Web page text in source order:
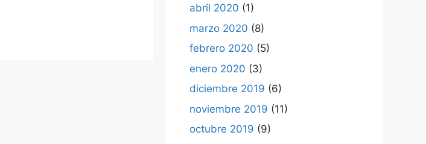
abril 2020 (1)
marzo 2020 (8)
febrero 2020 (5)
enero 2020 (3)
diciembre 2019 (6)
noviembre 2019 (11)
octubre 2019 (9)